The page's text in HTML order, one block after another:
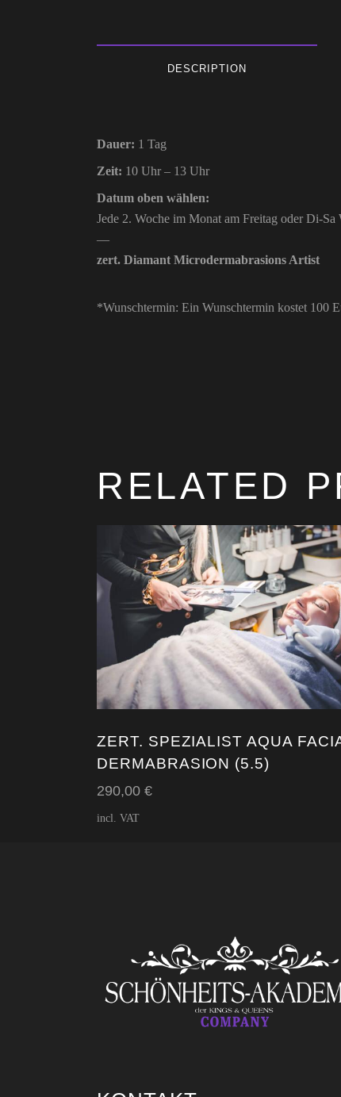
DESCRIPTION
Dauer: 1 Tag
Zeit: 10 Uhr – 13 Uhr
Datum oben wählen:
Jede 2. Woche im Monat am Freitag oder Di-Sa
—
zert. Diamant Microdermabrasions Artist
*Wunschtermin: Ein Wunschtermin kostet 100
RELATED
ZERT. SPEZIALIST AQUA
DERMABRASION (5.5)
290,00 €
incl. VAT